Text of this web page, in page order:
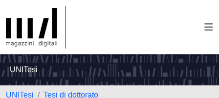
UNITesi
UNITesi
Tesi di dottorato